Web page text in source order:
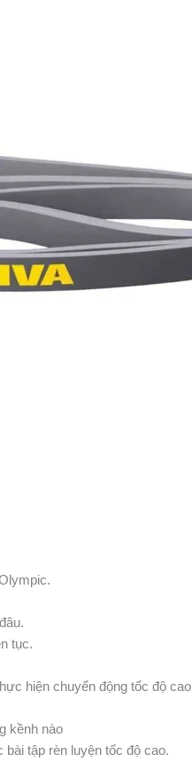
tục.
hiện chuyển động tốc độ cao
kềnh nào
tập rèn luyện tốc độ cao.